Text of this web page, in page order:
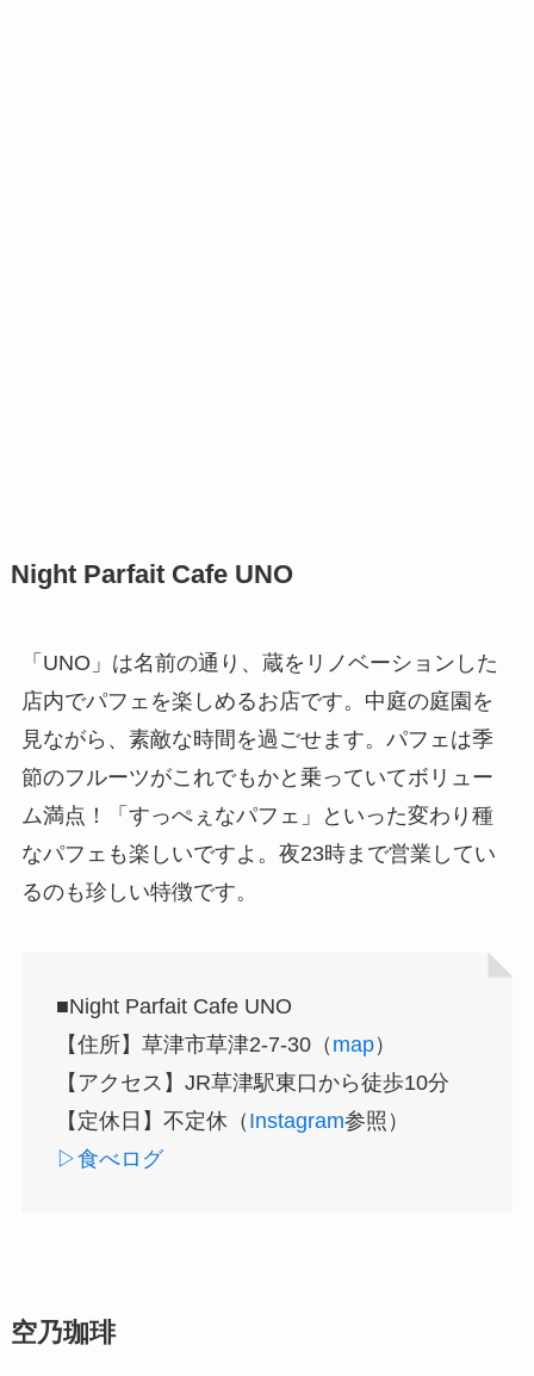
Night Parfait Cafe UNO
「UNO」は名前の通り、蔵をリノベーションした
店内でパフェを楽しめるお店です。中庭の庭園を
見ながら、素敵な時間を過ごせます。パフェは季
節のフルーツがこれでもかと乗っていてボリュー
ム満点！「すっぺぇなパフェ」といった変わり種
なパフェも楽しいですよ。夜23時まで営業してい
るのも珍しい特徴です。
■Night Parfait Cafe UNO
【住所】草津市草津2-7-30（ map）
【アクセス】JR草津駅東口から徒歩10分
【定休日】不定休（ Instagram参照）
▷食べログ
空乃珈琲